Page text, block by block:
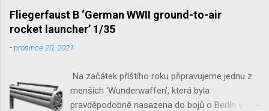
1/32 1/32 SH48052 Seafire
Mk.III 1/48 reissue SH48160
Baltimore Mk.I 1/48 ...
Fliegerfaust B ‘German WWII ground-to-air
rocket launcher’ 1/35
-prosince 20, 2021
Na začátek příštího roku připravujeme jednu z
menších ‘Wunderwaffen’, která byla
pravděpodobně nasazena do bojů o Berlín v